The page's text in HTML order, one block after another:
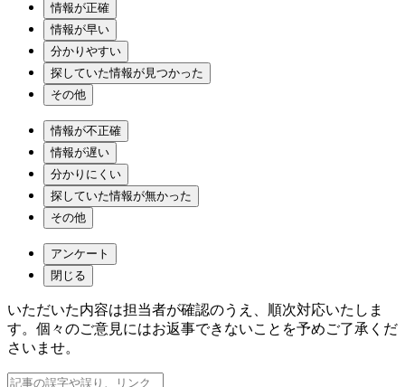
情報が正確
情報が早い
分かりやすい
探していた情報が見つかった
その他
情報が不正確
情報が遅い
分かりにくい
探していた情報が無かった
その他
アンケート
閉じる
いただいた内容は担当者が確認のうえ、順次対応いたしま
す。個々のご意見にはお返事できないことを予めご了承くだ
さいませ。